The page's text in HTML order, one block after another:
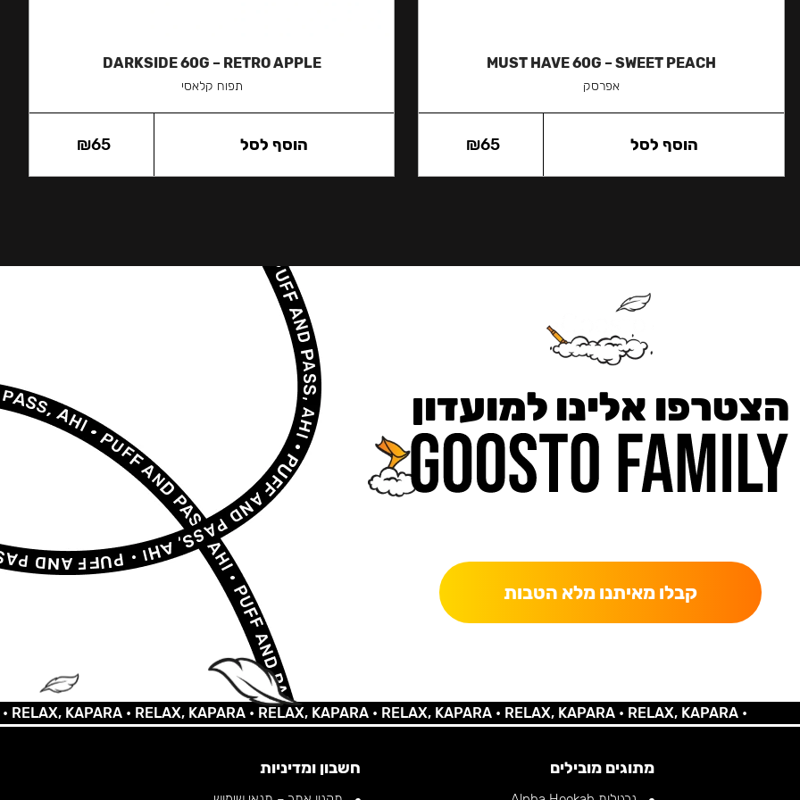
MUST HAVE 60G – SWEET PEACH
אפרסק
₪65 הוסף לסל
DARKSIDE 60G – RETRO APPLE
תפוח קלאסי
₪65 הוסף לסל
הצטרפו אלינו למועדון
קבלו מאיתנו מלא הטבות
KAPARA •RELAX, KAPARA •RELAX, KAPARA •RELAX, KAPARA •RELAX, KAPARA •RELAX, KAPARA •
מתוגים מובילים חשבון ומדיניות